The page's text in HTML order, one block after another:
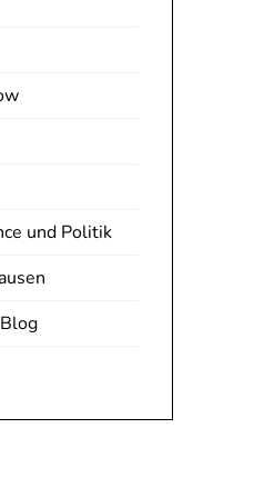
und Politik